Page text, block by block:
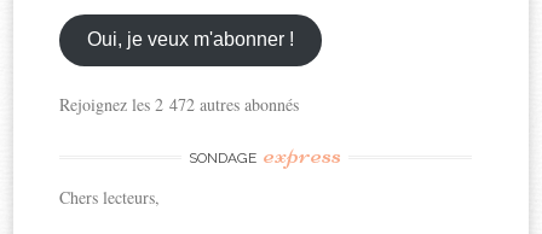
email
ici
Oui, je veux m'abonner !
Rejoignez les 2 472 autres abonnés
SONDAGE express
Chers lecteurs,